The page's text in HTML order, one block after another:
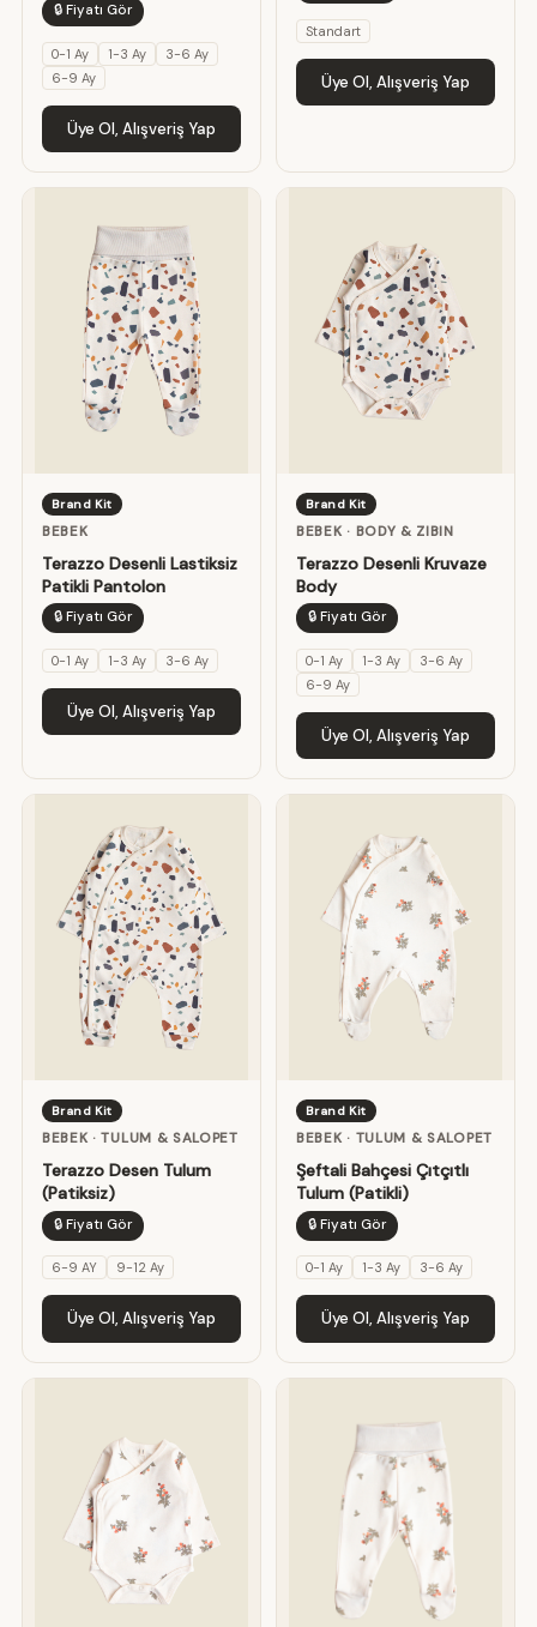
🔒 Fiyatı Gör
0-1 Ay 1-3 Ay
3-6 Ay
6-9 Ay
Üye Ol, Alışveriş Yap
Standart
Üye Ol, Alışveriş Yap
Brand Kit
BEBEK
Terazzo Desenli Lastiksiz
Patikli Pantolon
🔒 Fiyatı Gör
0-1 Ay 1-3 Ay 3-6 Ay
Üye Ol, Alışveriş Yap
Brand Kit
BEBEK · BODY & ZIBIN
Terazzo Desenli Kruvaze
Body
🔒 Fiyatı Gör
0-1 Ay 1-3 Ay
3-6 Ay
6-9 Ay
Üye Ol, Alışveriş Yap
Brand Kit
BEBEK · TULUM & SALOPET
Terazzo Desen Tulum
(Patiksiz)
🔒 Fiyatı Gör
6-9 AY 9-12 Ay
Üye Ol, Alışveriş Yap
Brand Kit
BEBEK · TULUM & SALOPET
Şeftali Bahçesi Çıtçıtlı
Tulum (Patikli)
🔒 Fiyatı Gör
0-1 Ay 1-3 Ay 3-6 Ay
Üye Ol, Alışveriş Yap